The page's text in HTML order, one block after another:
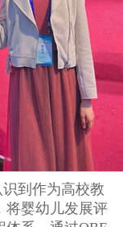
到作为高校教
将婴幼儿发展评